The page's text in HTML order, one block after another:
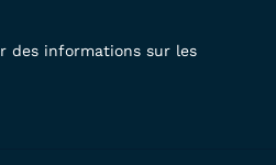
des informations sur les